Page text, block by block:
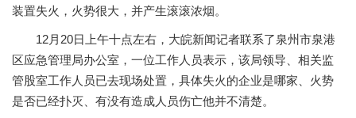
装置失火，火势很大，并产生滚滚浓烟。
12月20日上午十点左右，大皖新闻记者联系了泉州市泉港
区应急管理局办公室，一位工作人员表示，该局领导、相关监
管股室工作人员已去现场处置，具体失火的企业是哪家、火势
是否已经扑灭、有没有造成人员伤亡他并不清楚。